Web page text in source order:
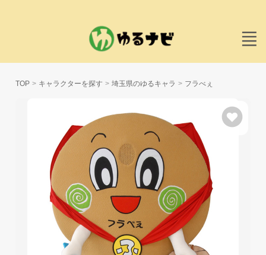
TOP キャラクターを探す 埼玉県のゆるキャラ フラべぇ